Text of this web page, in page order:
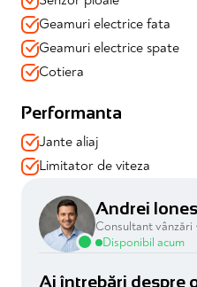
📍 Disponibilă imediat prin
siguranță, consultanță
adaptate Citeste mai putin
Geamuri electrice fata
Geamuri electrice spate
Cotiera
Performanta
Jante aliaj
Limitator de viteza
Andrei
Consultant vânzări
Disponibil acum
Ai întrebări despre